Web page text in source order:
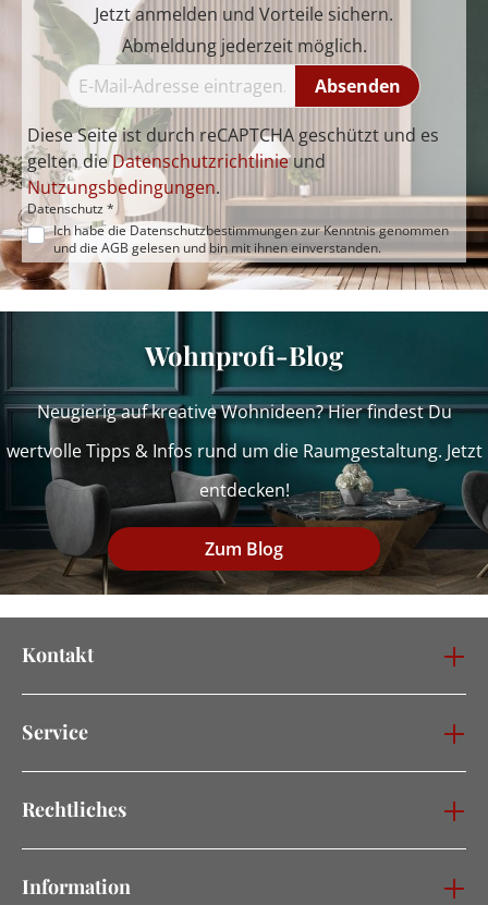
Jetzt anmelden und Vorteile sichern.
Abmeldung jederzeit möglich.
Absenden
Diese Seite ist durch reCAPTCHA geschützt und es
gelten dieDatenschutzrichtlinieund
Nutzungsbedingungen.
Datenschutz *
Ich habe die Datenschutzbestimmungenzur Kenntnis genommen
und die AGB gelesen und bin mit ihnen einverstanden.
Wohnprofi-Blog
Neugierig auf kreative Wohnideen? Hier findest Du
wertvolle Tipps & Infos rund um die Raumgestaltung. Jetzt
entdecken!
Zum Blog
Kontakt
Service
Rechtliches
Information